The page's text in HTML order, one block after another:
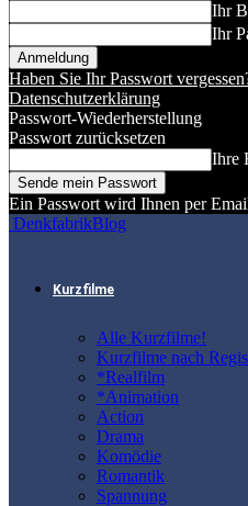
Ihr
Ihr
Haben Sie Ihr Passwort
Datenschutzerklärung
Passwort-Wiederherstellung
Passwort zurücksetzen
Ihre
Ein Passwort wird Ihnen per
DenkfabrikBlog
Kurzfilme
Alle Kurzfilme!
Kurzfilme nach
*Realfilm
*Animation
Action
Drama
Komödie
Romantik
Spannung